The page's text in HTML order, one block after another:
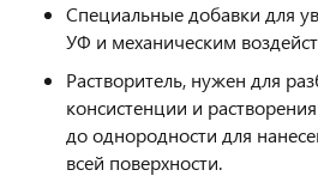
Специальные добавки для
УФ и механическим
Растворитель, нужен для
консистенции и
до однородности для
всей поверхности.